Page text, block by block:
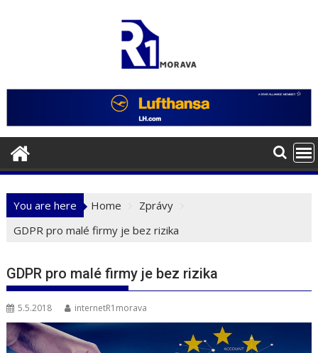
You are here Home
Zprávy
GDPR pro malé firmy je bez rizika
GDPR pro malé firmy je bez rizika
5.5.2018 internetR1morava